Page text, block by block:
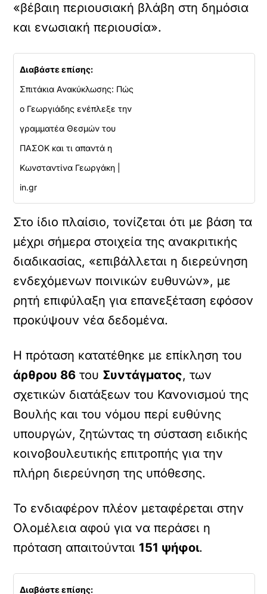
«βέβαιη περιουσιακή βλάβη στη δημόσια
και ενωσιακή περιουσία».
Διαβάστε επίσης:
Σπιτάκια Ανακύκλωσης: Πώς
ο Γεωργιάδης ενέπλεξε την
γραμματέα Θεσμών του
ΠΑΣΟΚ και τι απαντά η
Κωνσταντίνα Γεωργάκη |
in.gr
Στο ίδιο πλαίσιο, τονίζεται ότι με βάση τα
μέχρι σήμερα στοιχεία της ανακριτικής
διαδικασίας, «επιβάλλεται η διερεύνηση
ενδεχόμενων ποινικών ευθυνών», με
ρητή επιφύλαξη για επανεξέταση εφόσον
προκύψουν νέα δεδομένα.
Η πρόταση κατατέθηκε με επίκληση του
άρθρου 86 του Συντάγματος, των
σχετικών διατάξεων του Κανονισμού της
Βουλής και του νόμου περί ευθύνης
υπουργών, ζητώντας τη σύσταση ειδικής
κοινοβουλευτικής επιτροπής για την
πλήρη διερεύνηση της υπόθεσης.
Το ενδιαφέρον πλέον μεταφέρεται στην
Ολομέλεια αφού για να περάσει η
πρόταση απαιτούνται 151 ψήφοι.
Διαβάστε επίσης: